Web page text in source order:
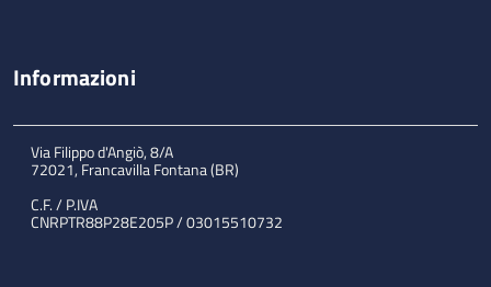
Informazioni
Via Filippo d'Angiò, 8/A
72021, Francavilla Fontana (BR)
C.F. / P.IVA
CNRPTR88P28E205P / 03015510732